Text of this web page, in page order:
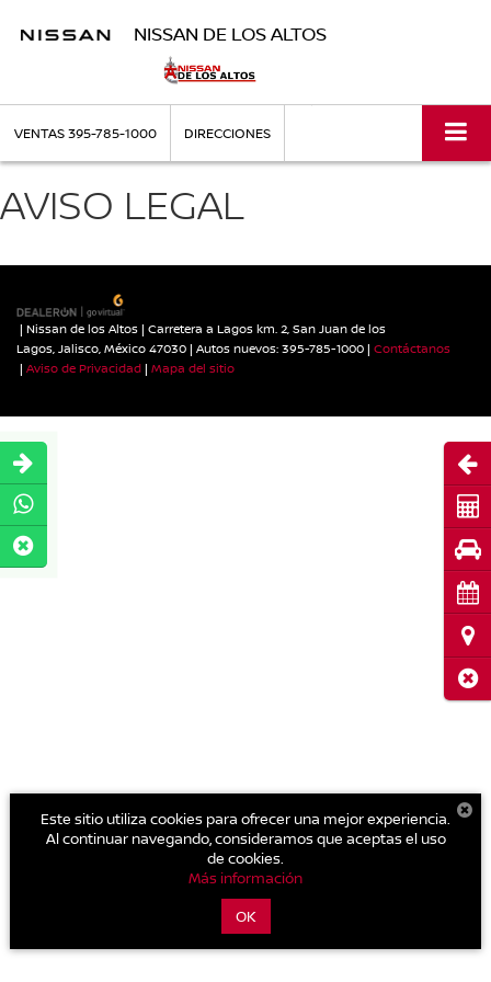
NISSAN DE LOS ALTOS
VENTAS395-785-1000 DIRECCIONES
AVISO LEGAL
| Nissan de los Altos | Carretera a Lagos km. 2, San Juan de los
Lagos, Jalisco, México 47030 | Autos nuevos: 395-785-1000 | Contáctanos
| Aviso de Privacidad | Mapa del sitio
Este sitio utiliza cookies para ofrecer una mejor experiencia.
Al continuar navegando, consideramos que aceptas el uso
de cookies.
Más información
OK